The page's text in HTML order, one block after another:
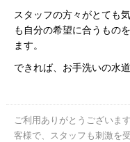
スタッフの方々がとても
も自分の希望に合うもの
ます。
できれば、お手洗いの水
ご利用ありがとうございま
客様で、スタッフも刺激を